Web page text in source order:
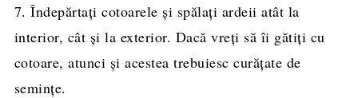
7. Îndepărtați cotoarele și spălați ardeii atât la
interior, cât și la exterior. Dacă vreți să îi gătiți cu
cotoare, atunci și acestea trebuiesc curățate de
semințe.